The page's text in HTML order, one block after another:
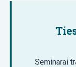
Seminarai